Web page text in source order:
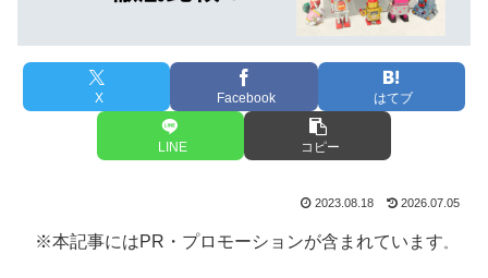
X Facebook はてブ
LINE コピー
2023.08.18 2026.07.05
※本記事にはPR・プロモーションが含まれています 。